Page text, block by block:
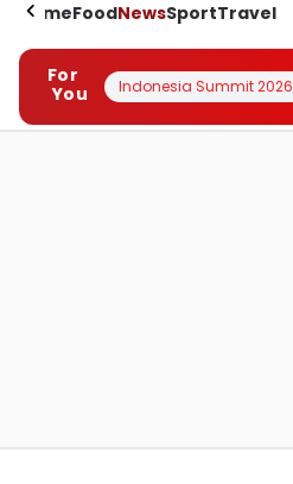
HomeFoodNewsSportTravel
For
You
Indonesia Summit 2026